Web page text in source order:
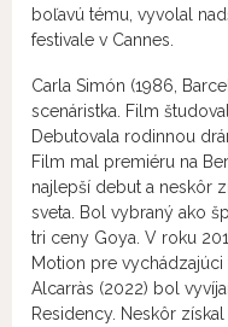
boľavú tému, vyvolal
festivale v Cannes.
Carla Simón (1986,
scenáristka. Film
Debutovala rodinnou
Film mal premiéru na
najlepší debut a neskôr
sveta. Bol vybraný ako
tri ceny Goya. V roku
Motion pre vychádzajúci
Alcarràs (2022) bol
Residency. Neskôr